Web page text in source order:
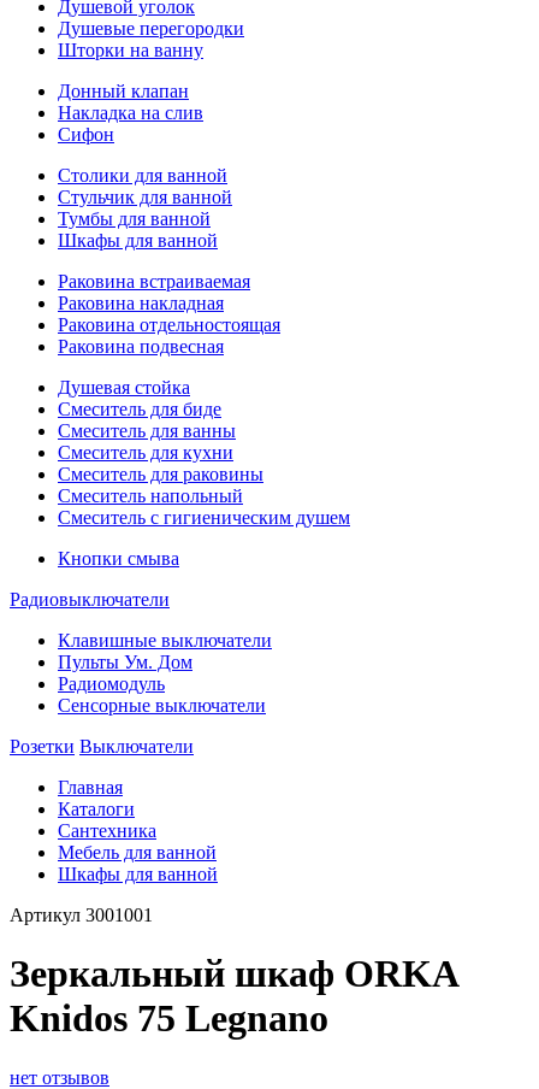
Душевой уголок
Душевые перегородки
Шторки на ванну
Донный клапан
Накладка на слив
Сифон
Столики для ванной
Стульчик для ванной
Тумбы для ванной
Шкафы для ванной
Раковина встраиваемая
Раковина накладная
Раковина отдельностоящая
Раковина подвесная
Душевая стойка
Смеситель для биде
Смеситель для ванны
Смеситель для кухни
Смеситель для раковины
Смеситель напольный
Смеситель с гигиеническим душем
Кнопки смыва
Радиовыключатели
Клавишные выключатели
Пульты Ум. Дом
Радиомодуль
Сенсорные выключатели
Розетки Выключатели
Главная
Каталоги
Сантехника
Мебель для ванной
Шкафы для ванной
Артикул 3001001
Зеркальный шкаф ORKA
Knidos 75 Legnano
нет отзывов